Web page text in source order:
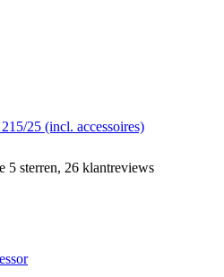
25 (incl. accessoires)
5 sterren, 26 klantreviews